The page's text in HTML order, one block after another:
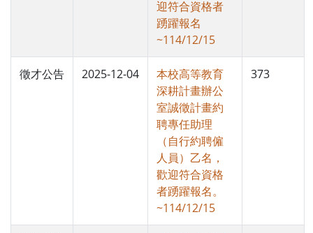
迎符合資格者
踴躍報名
~114/12/15
徵才公告 2025-12-04
本校高等教育
深耕計畫辦公
室誠徵計畫約
聘專任助理
（自行約聘僱
人員）乙名，
歡迎符合資格
者踴躍報名。
~114/12/15
373